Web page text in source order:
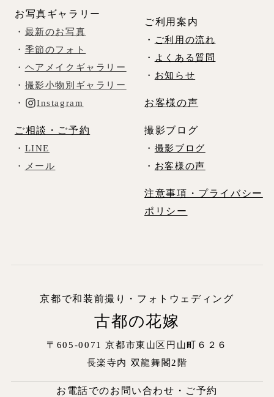
お写真ギャラリー
・ 最新のお写真
・ 季節のフォト
・ ヘアメイクギャラリー
・ 撮影小物別ギャラリー
・
Instagram
ご相談・ご予約
・ LINE
・
メール
ご利用案内
・
ご利用の流れ
・
よくある質問
・ お知らせ
お客様の声
撮影ブログ
・ 撮影ブログ
・ お客様の声
注意事項・プライバシー
ポリシー
京都で和装前撮り・フォトウェディング
古都の花嫁
〒605-0071 京都市東山区円山町６２６
長楽寺内 双龍舞閣2階
お電話でのお問い合わせ・ご予約